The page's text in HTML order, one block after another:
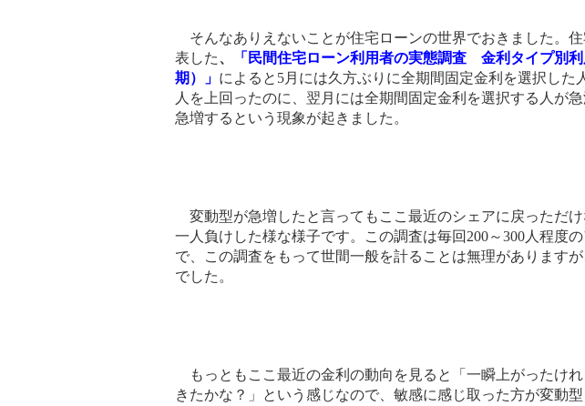
そんなありえないことが住宅ローンの世界でおきました。
表した、 「民間住宅ローン利用者の実態調査 金利タイプ別利
期）」 によると 5月には久方ぶりに全期間固定金利を選択した
人を上回ったのに、翌月には全期間固定金利を選択する人が
急増するという現象が起きました。
変動型が急増したと言ってもここ最近のシェアに戻っただ
一人負けした様な様子です。この調査は毎回 200～300 人程度
で、この調査をもって世間一般を計ることは無理があります
でした。
もっともここ最近の金利の動向を見ると「一瞬上がったけ
きたかな？」という感じなので、敏感に感じ取った方が変動